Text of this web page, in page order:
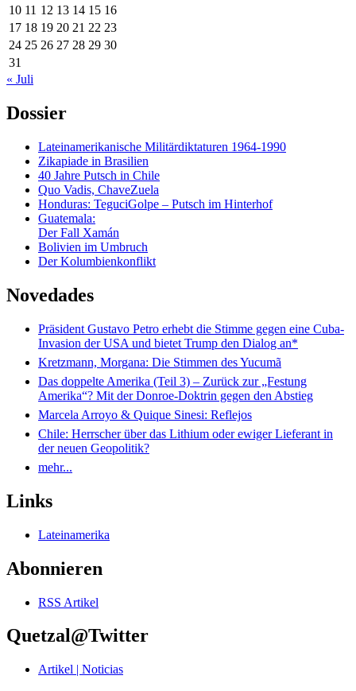
10 11 12 13 14 15 16
17 18 19 20 21 22 23
24 25 26 27 28 29 30
31
« Juli
Dossier
Lateinamerikanische Militärdiktaturen 1964-1990
Zikapiade in Brasilien
40 Jahre Putsch in Chile
Quo Vadis, ChaveZuela
Honduras: TeguciGolpe – Putsch im Hinterhof
Guatemala:
Der Fall Xamán
Bolivien im Umbruch
Der Kolumbienkonflikt
Novedades
Präsident Gustavo Petro erhebt die Stimme gegen eine Cuba-
Invasion der USA und bietet Trump den Dialog an*
Kretzmann, Morgana: Die Stimmen des Yucumã
Das doppelte Amerika (Teil 3) – Zurück zur „Festung
Amerika“? Mit der Donroe-Doktrin gegen den Abstieg
Marcela Arroyo & Quique Sinesi: Reflejos
Chile: Herrscher über das Lithium oder ewiger Lieferant in
der neuen Geopolitik?
mehr...
Links
Lateinamerika
Abonnieren
RSS Artikel
Quetzal@Twitter
Artikel | Noticias